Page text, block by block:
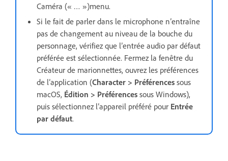
Caméra (« … »)menu.
Si le fait de parler dans le microphone n’entraîne
pas de changement au niveau de la bouche du
personnage, vérifiez que l’entrée audio par défaut
préférée est sélectionnée. Fermez la fenêtre du
Créateur de marionnettes, ouvrez les préférences
de l’application (Character > Préférences sous
macOS, Édition > Préférences sous Windows),
puis sélectionnez l’appareil préféré pour Entrée
par défaut.